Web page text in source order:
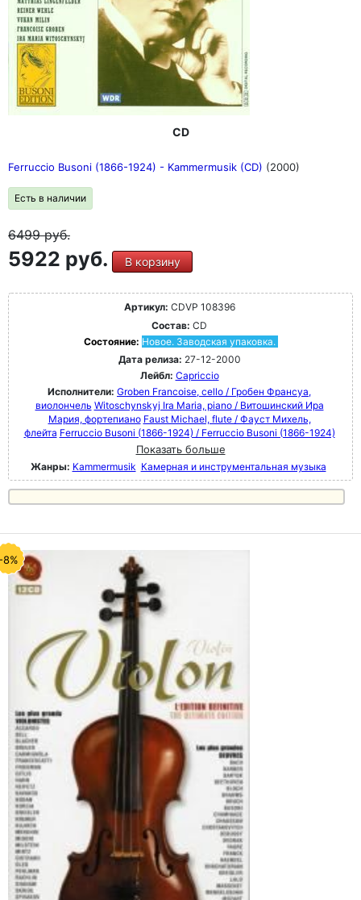
CD
Ferruccio Busoni (1866-1924) - Kammermusik (CD) (2000)
Есть в наличии
6499руб.
5922 руб. В корзину
Артикул: CDVP 108396
Состав: CD
Состояние: Новое. Заводская упаковка.
Дата релиза: 27-12-2000
Лейбл: Capriccio
Исполнители: Groben Francoise, cello / Гробен Франсуа,
виолончель Witoschynskyj Ira Maria, piano / Витошинский Ира
Мария, фортепиано Faust Michael, flute / Фауст Михель,
флейта Ferruccio Busoni (1866-1924) / Ferruccio Busoni (1866-1924)
Показать больше
Жанры: Kammermusik Камерная и инструментальная музыка
8%